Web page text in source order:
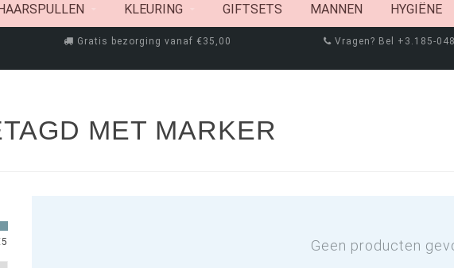
KLEURING GIFTSETS MANNEN HYGIËNE
Gratis bezorging vanaf €35,00 Vragen? Bel +3.185-
MET MARKER
5 Geen producten